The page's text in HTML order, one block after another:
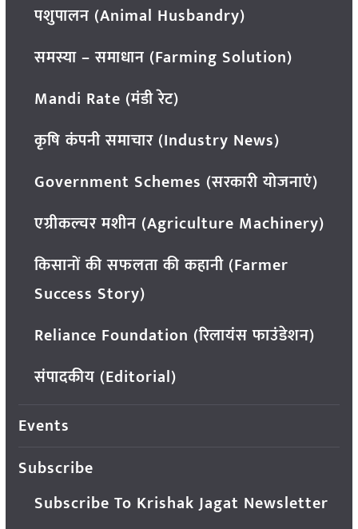
पशुपालन (Animal Husbandry)
समस्या – समाधान (Farming Solution)
Mandi Rate (मंडी रेट)
कृषि कंपनी समाचार (Industry News)
Government Schemes (सरकारी योजनाएं)
एग्रीकल्चर मशीन (Agriculture Machinery)
किसानों की सफलता की कहानी (Farmer
Success Story)
Reliance Foundation (रिलायंस फाउंडेशन)
संपादकीय (Editorial)
Events
Subscribe
Subscribe To Krishak Jagat Newsletter